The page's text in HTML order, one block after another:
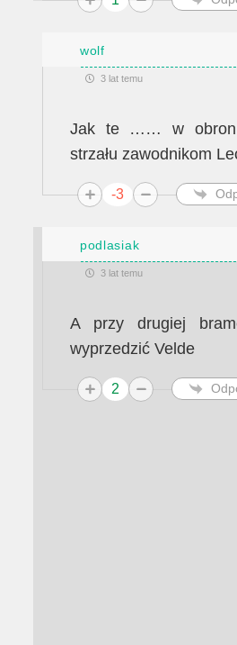
wolf
3 lat temu
Jak te …… w
strzału zawodnikom
-3
podlasiak
3 lat temu
A przy drugiej
wyprzedzić Velde
2